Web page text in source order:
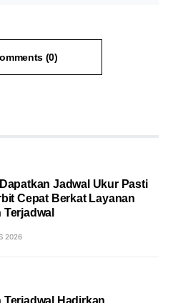
(0)
Jadwal Ukur Pasti
Cepat Berkat Layanan
2026
Terjadwal Hadirkan